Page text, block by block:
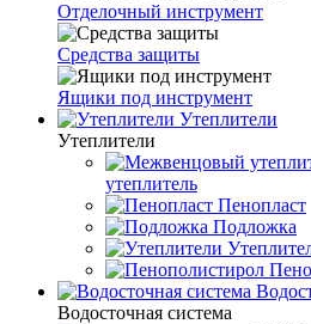
Отделочный инструмент
Средства защиты
Ящики под инструмент
Утеплители
Утеплители
утеплитель
Пенопласт
Подложка
Водосточная система